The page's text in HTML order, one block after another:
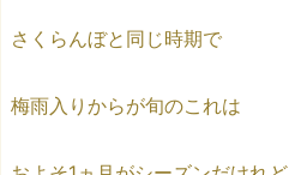
さくらんぼと同じ時期で
梅雨入りからが旬のこれは